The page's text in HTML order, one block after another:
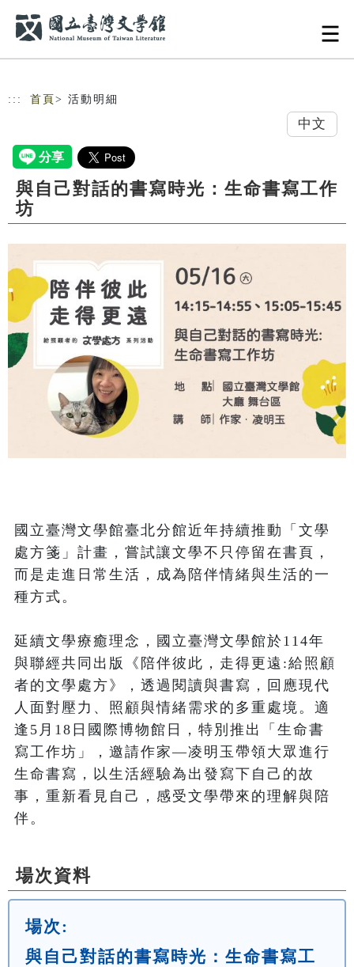
::: 首頁 > 活動明細
中文
與自己對話的書寫時光：生命書寫工作
坊
國立臺灣文學館臺北分館近年持續推動「文學
處方箋」計畫，嘗試讓文學不只停留在書頁，
而是走進日常生活，成為陪伴情緒與生活的一
種方式。
延續文學療癒理念，國立臺灣文學館於114年
與聯經共同出版《陪伴彼此，走得更遠:給照顧
者的文學處方》，透過閱讀與書寫，回應現代
人面對壓力、照顧與情緒需求的多重處境。適
逢5月18日國際博物館日，特別推出「生命書
寫工作坊」，邀請作家—凌明玉帶領大眾進行
生命書寫，以生活經驗為出發寫下自己的故
事，重新看見自己，感受文學帶來的理解與陪
伴。
場次資料
場次:
與自己對話的書寫時光：生命書寫工